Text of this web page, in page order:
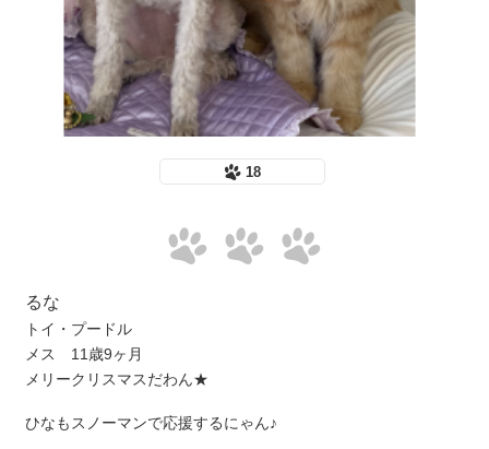
18
るな
トイ・プードル
メス 11歳9ヶ月
メリークリスマスだわん★
ひなもスノーマンで応援するにゃん♪